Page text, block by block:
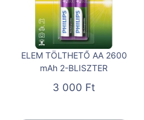
ELEM TÖLTHETŐ AA 2600
mAh 2-BLISZTER
3 000 Ft